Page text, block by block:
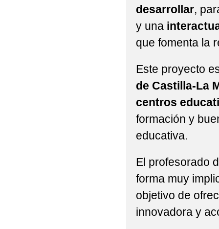
desarrollar,
y una
que fomenta la
Este proyecto
de Castilla-La
centros
formación y
educativa.
El profesorado
forma muy
objetivo de
innovadora y